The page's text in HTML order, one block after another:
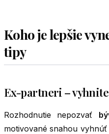
Koho je lepšie
tipy
Ex-partneri –
Rozhodnutie nepozvať
motivované snahou vyhnúť